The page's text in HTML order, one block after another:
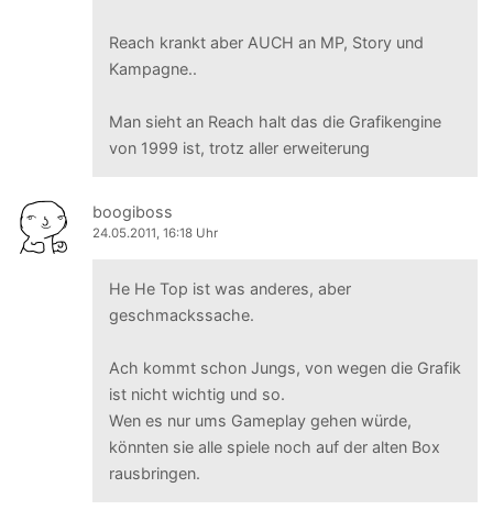
Reach krankt aber AUCH an MP, Story und
Kampagne..
Man sieht an Reach halt das die Grafikengine
von 1999 ist, trotz aller erweiterung
boogiboss
24.05.2011, 16:18 Uhr
He He Top ist was anderes, aber
geschmackssache.
Ach kommt schon Jungs, von wegen die Grafik
ist nicht wichtig und so.
Wen es nur ums Gameplay gehen würde,
könnten sie alle spiele noch auf der alten Box
rausbringen.